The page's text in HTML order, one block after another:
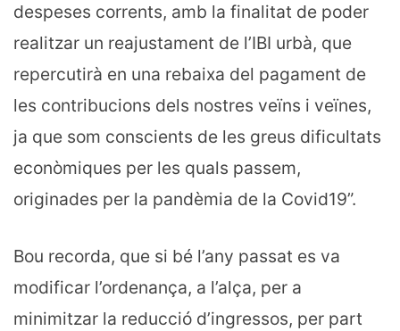
despeses corrents, amb la finalitat de poder
realitzar un reajustament de l’IBI urbà, que
repercutirà en una rebaixa del pagament de
les contribucions dels nostres veïns i veïnes,
ja que som conscients de les greus dificultats
econòmiques per les quals passem,
originades per la pandèmia de la Covid19”.
Bou recorda, que si bé l’any passat es va
modificar l’ordenança, a l’alça, per a
minimitzar la reducció d’ingressos, per part